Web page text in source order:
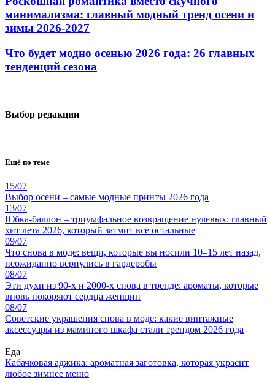
минимализма: главный модный тренд осени и
зимы 2026-2027
Что будет модно осенью 2026 года: 26 главных
тенденций сезона
Выбор редакции
Ещё по теме
15/07
Выбор осени – самые модные принты 2026 года
13/07
Юбка-баллон – триумфальное возвращение нулевых: главный
хит лета 2026, который затмит все остальные
09/07
Что снова в моде: вещи, которые вы носили 10–15 лет назад,
неожиданно вернулись в гардеробы
08/07
Эти духи из 90-х и 2000-х снова в тренде: ароматы, которые
вновь покоряют сердца женщин
08/07
Советские украшения снова в моде: какие винтажные
аксессуары из маминого шкафа стали трендом 2026 года
Еда
Кабачковая аджика: ароматная заготовка, которая украсит
любое зимнее меню